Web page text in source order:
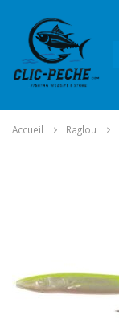
Accueil Raglou